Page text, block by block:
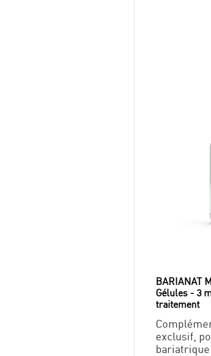
BARIANAT
Gélules - 3
traitement
exclusif,
bariatrique